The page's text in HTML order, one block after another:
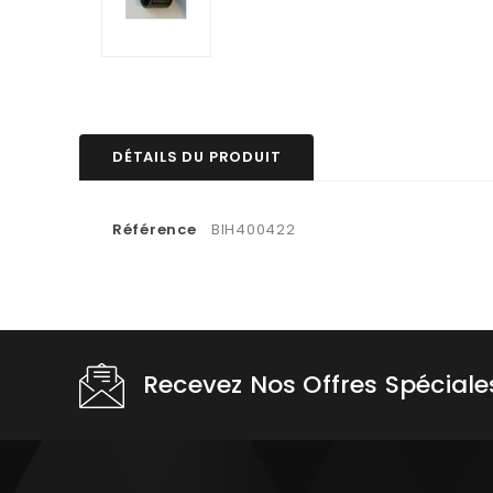
DÉTAILS DU PRODUIT
Référence BIH400422
Recevez Nos Offres